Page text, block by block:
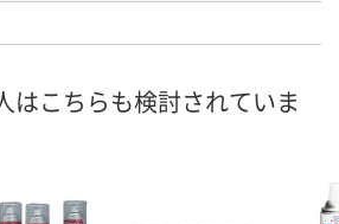
へ カ
はこちらも検討されていま